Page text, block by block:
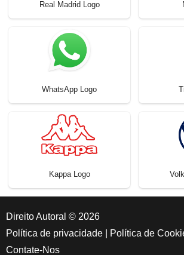
Real Madrid Logo
WhatsApp Logo
Kappa Logo
Direito Autoral © 2026
Política de privacidade
Política de
Contate-Nos